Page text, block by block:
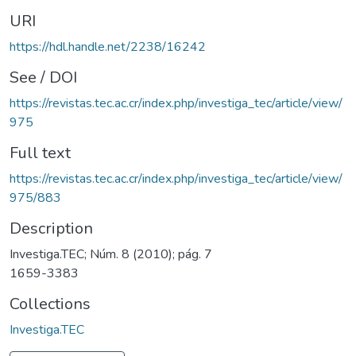
URI
https://hdl.handle.net/2238/16242
See / DOI
https://revistas.tec.ac.cr/index.php/investiga_tec/article/view/
975
Full text
https://revistas.tec.ac.cr/index.php/investiga_tec/article/view/
975/883
Description
Investiga.TEC; Núm. 8 (2010); pág. 7
1659-3383
Collections
Investiga.TEC